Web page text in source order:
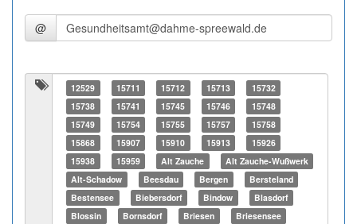
@
12529 15711 15712 15713
15732
15738
15741 15745 15746
15748
15749
15754 15755 15757
15758
15868
15907 15910 15913
15926
15938
15959 Alt Zauche
Alt Zauche-Wußwerk
Alt-Schadow
Beesdau Bergen
Bersteland
Bestensee
Biebersdorf Bindow
Blasdorf
Blossin
Bornsdorf Briesen Briesensee